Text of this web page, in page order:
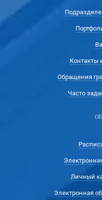
Контакты
Обращения
Часто
Личный
Электронная